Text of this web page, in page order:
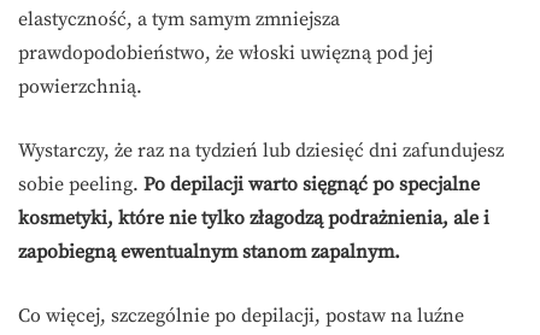
elastyczność, a tym samym zmniejsza
prawdopodobieństwo, że włoski uwięzną pod jej
powierzchnią.
Wystarczy, że raz na tydzień lub dziesięć dni zafundujesz
sobie peeling. Po depilacji warto sięgnąć po specjalne
kosmetyki, które nie tylko złagodzą podrażnienia, ale i
zapobiegną ewentualnym stanom zapalnym.
Co więcej, szczególnie po depilacji, postaw na luźne